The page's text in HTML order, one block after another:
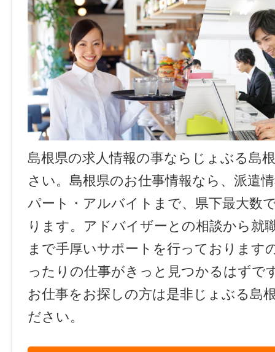
島根県の求人情報の事ならじょぶる島
さい。島根県のお仕事情報なら、派遣
パート・アルバイトまで、県下最大数
ります。アドバイザーとの相談から就
まで手厚いサポートを行っております
ったりの仕事がきっと見つかるはずで
お仕事をお探しの方は是非じょぶる島
ださい。